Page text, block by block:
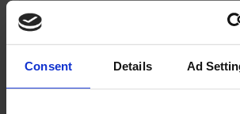
Consent Details Ad
Nachname *
E-Mail (Sie bekommen eine Mail zur